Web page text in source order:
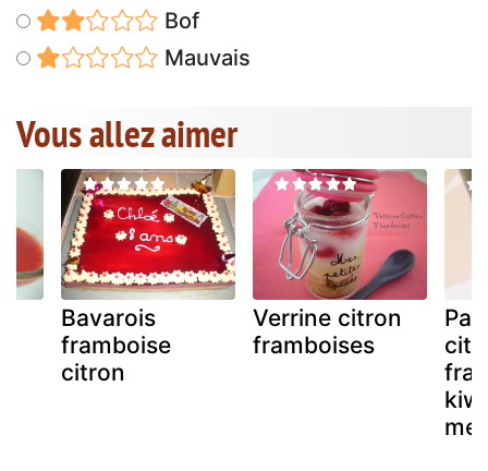
Bof
Mauvais
Vous allez aimer
Bavarois
framboise
citron
Verrine citron
framboises